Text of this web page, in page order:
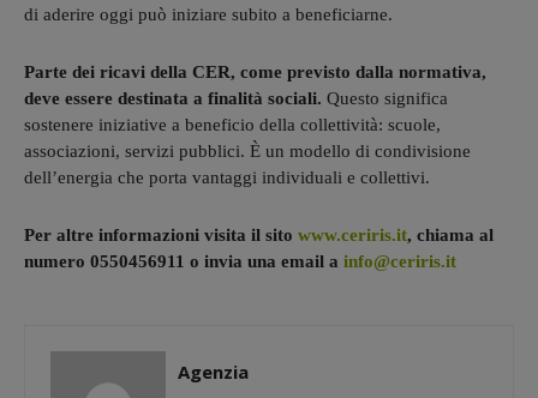
di aderire oggi può iniziare subito a beneficiarne.
Parte dei ricavi della CER, come previsto dalla normativa,
deve essere destinata a finalità sociali. Questo significa
sostenere iniziative a beneficio della collettività: scuole,
associazioni, servizi pubblici. È un modello di condivisione
dell’energia che porta vantaggi individuali e collettivi.
Per altre informazioni visita il sito www.ceriris.it, chiama al
numero 0550456911 o invia una email a info@ceriris.it
Agenzia